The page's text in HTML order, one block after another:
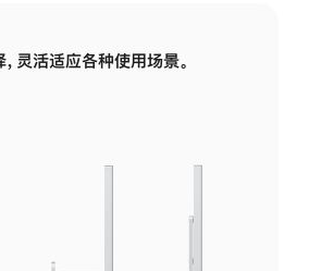
灵活适应各种使用场景。